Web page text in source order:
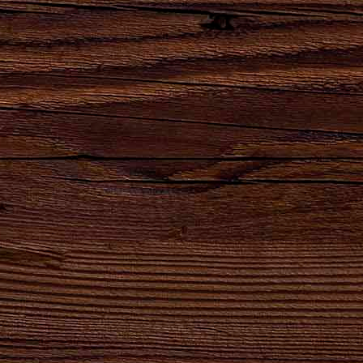
Натуральный
продукт
естественного
брожения.
Партнеры,
реализующие
продукцию
"Брянскпиво"
Натуральный
продукт
высшего
качества для
хлеба и
кваса.
Сила
удара
твоего
сердца!
8-800-100-16-50
ОБРАТНЫЙ ЗВОНОК
gost@bryanskpivo.ru